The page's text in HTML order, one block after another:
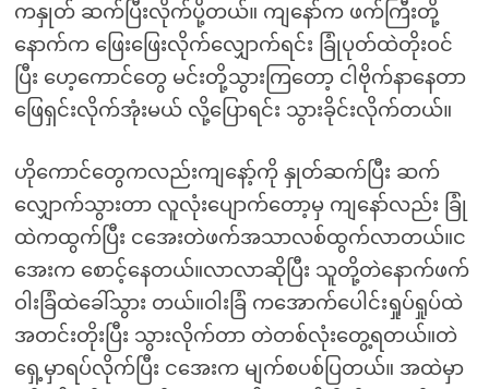
ကနှုတ် ဆက်ပြီးလိုက်ပို့တယ်။ ကျနော်က ဖက်ကြီးတို့
နောက်က ဖြေးဖြေးလိုက်လျှောက်ရင်း ခြုံပုတ်ထဲတိုးဝင်
ပြီး ဟေ့ကောင်တွေ မင်းတို့သွားကြတော့ ငါဗိုက်နာနေတာ
ဖြေရှင်းလိုက်အုံးမယ် လို့ပြောရင်း သွားခိုင်းလိုက်တယ်။
ဟိုကောင်တွေကလည်းကျနော့်ကို နှုတ်ဆက်ပြီး ဆက်
လျှောက်သွားတာ လူလုံးပျောက်တော့မှ ကျနော်လည်း ခြုံ
ထဲကထွက်ပြီး ငအေးတဲဖက်အသာလစ်ထွက်လာတယ်။င
အေးက စောင့်နေတယ်။လာလာဆိုပြီး သူတို့တဲနောက်ဖက်
ဝါးခြံထဲခေါ်သွား တယ်။ဝါးခြံ ကအောက်ပေါင်းရှုပ်ရှုပ်ထဲ
အတင်းတိုးပြီး သွားလိုက်တာ တဲတစ်လုံးတွေ့ရတယ်။တဲ
ရှေ့မှာရပ်လိုက်ပြီး ငအေးက မျက်စပစ်ပြတယ်။ အထဲမှာ